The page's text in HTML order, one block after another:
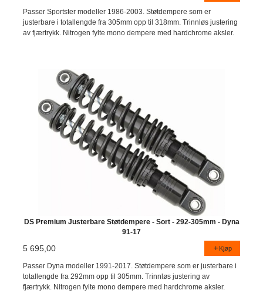
Passer Sportster modeller 1986-2003. Støtdempere som er
justerbare i totallengde fra 305mm opp til 318mm. Trinnløs justering
av fjærtrykk. Nitrogen fylte mono dempere med hardchrome aksler.
DS Premium Justerbare Støtdempere - Sort - 292-305mm - Dyna
91-17
5 695,00 Kjøp
Passer Dyna modeller 1991-2017. Støtdempere som er justerbare i
totallengde fra 292mm opp til 305mm. Trinnløs justering av
fjærtrykk. Nitrogen fylte mono dempere med hardchrome aksler.